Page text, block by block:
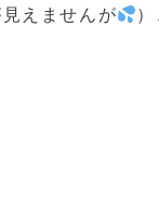
えませんが